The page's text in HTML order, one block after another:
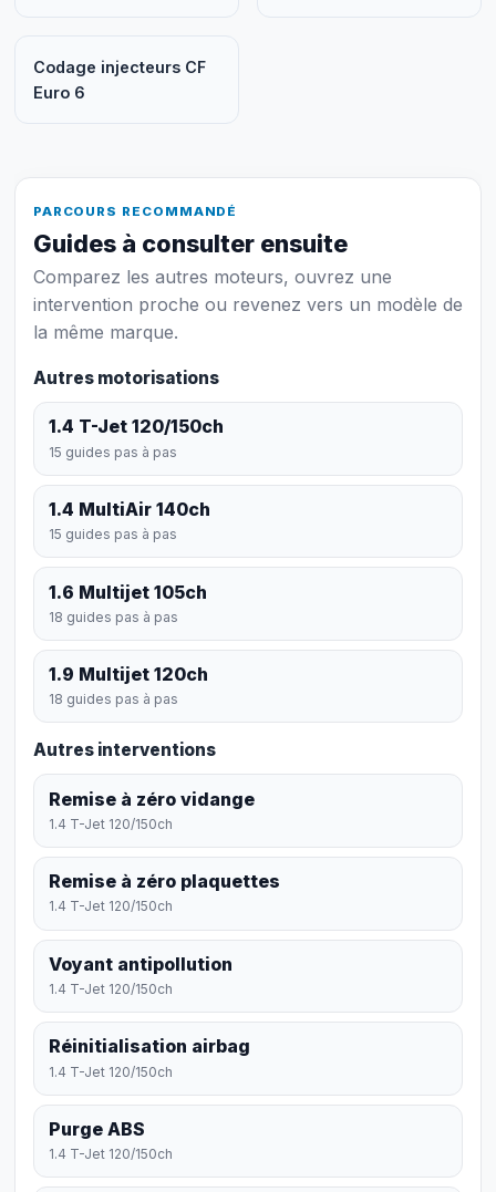
Codage injecteurs CF
Euro 6
PARCOURS RECOMMANDÉ
Guides à consulter ensuite
Comparez les autres moteurs, ouvrez une
intervention proche ou revenez vers un modèle de
la même marque.
Autres motorisations
1.4 T-Jet 120/150ch
15 guides pas à pas
1.4 MultiAir 140ch
15 guides pas à pas
1.6 Multijet 105ch
18 guides pas à pas
1.9 Multijet 120ch
18 guides pas à pas
Autres interventions
Remise à zéro vidange
1.4 T-Jet 120/150ch
Remise à zéro plaquettes
1.4 T-Jet 120/150ch
Voyant antipollution
1.4 T-Jet 120/150ch
Réinitialisation airbag
1.4 T-Jet 120/150ch
Purge ABS
1.4 T-Jet 120/150ch